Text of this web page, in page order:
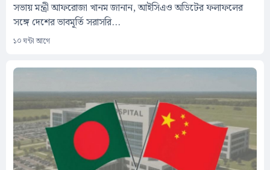
সভায় মন্ত্রী আফরোজা খানম জানান, আইসিএও অডিটের ফলাফলের
সঙ্গে দেশের ভাবমূর্তি সরাসরি...
১০ ঘন্টা আগে